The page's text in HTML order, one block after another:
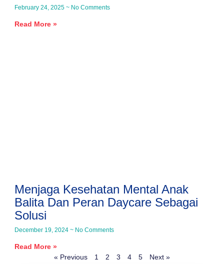
February 24, 2025 No Comments
Read More »
Menjaga Kesehatan Mental Anak
Balita Dan Peran Daycare Sebagai
Solusi
December 19, 2024 No Comments
Read More »
« Previous
1 2 3 4 5 Next »